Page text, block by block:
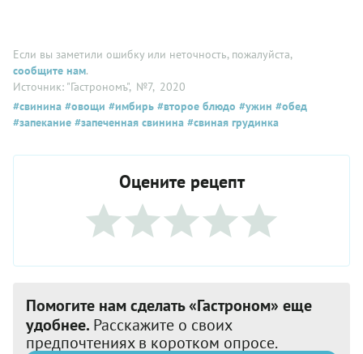
Если вы заметили ошибку или неточность, пожалуйста,
сообщите нам.
Источник: "Гастрономъ", №7, 2020
#свинина #овощи #имбирь #второе блюдо #ужин #обед
#запекание #запеченная свинина #свиная грудинка
Оцените рецепт
Помогите нам сделать «Гастроном» еще
удобнее. Расскажите о своих
предпочтениях в коротком опросе.